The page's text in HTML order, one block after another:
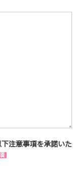
注意事項を承諾いた